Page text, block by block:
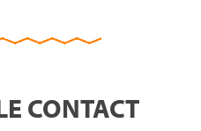
CONTACT